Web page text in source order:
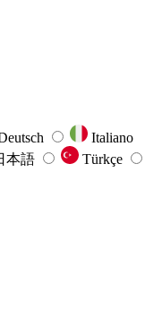
Italiano
本語
Türkçe